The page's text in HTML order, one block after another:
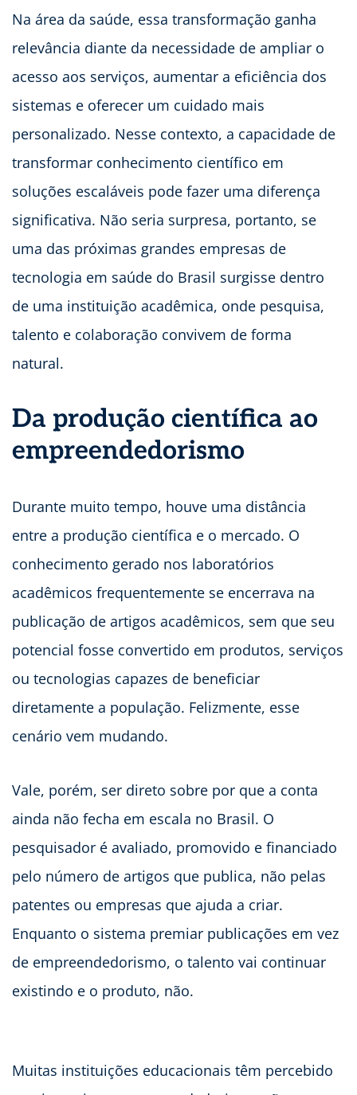
Na área da saúde, essa transformação ganha
relevância diante da necessidade de ampliar o
acesso aos serviços, aumentar a eficiência dos
sistemas e oferecer um cuidado mais
personalizado. Nesse contexto, a capacidade de
transformar conhecimento científico em
soluções escaláveis pode fazer uma diferença
significativa. Não seria surpresa, portanto, se
uma das próximas grandes empresas de
tecnologia em saúde do Brasil surgisse dentro
de uma instituição acadêmica, onde pesquisa,
talento e colaboração convivem de forma
natural.
Da produção científica ao
empreendedorismo
Durante muito tempo, houve uma distância
entre a produção científica e o mercado. O
conhecimento gerado nos laboratórios
acadêmicos frequentemente se encerrava na
publicação de artigos acadêmicos, sem que seu
potencial fosse convertido em produtos, serviços
ou tecnologias capazes de beneficiar
diretamente a população. Felizmente, esse
cenário vem mudando.
Vale, porém, ser direto sobre por que a conta
ainda não fecha em escala no Brasil. O
pesquisador é avaliado, promovido e financiado
pelo número de artigos que publica, não pelas
patentes ou empresas que ajuda a criar.
Enquanto o sistema premiar publicações em vez
de empreendedorismo, o talento vai continuar
existindo e o produto, não.
Muitas instituições educacionais têm percebido